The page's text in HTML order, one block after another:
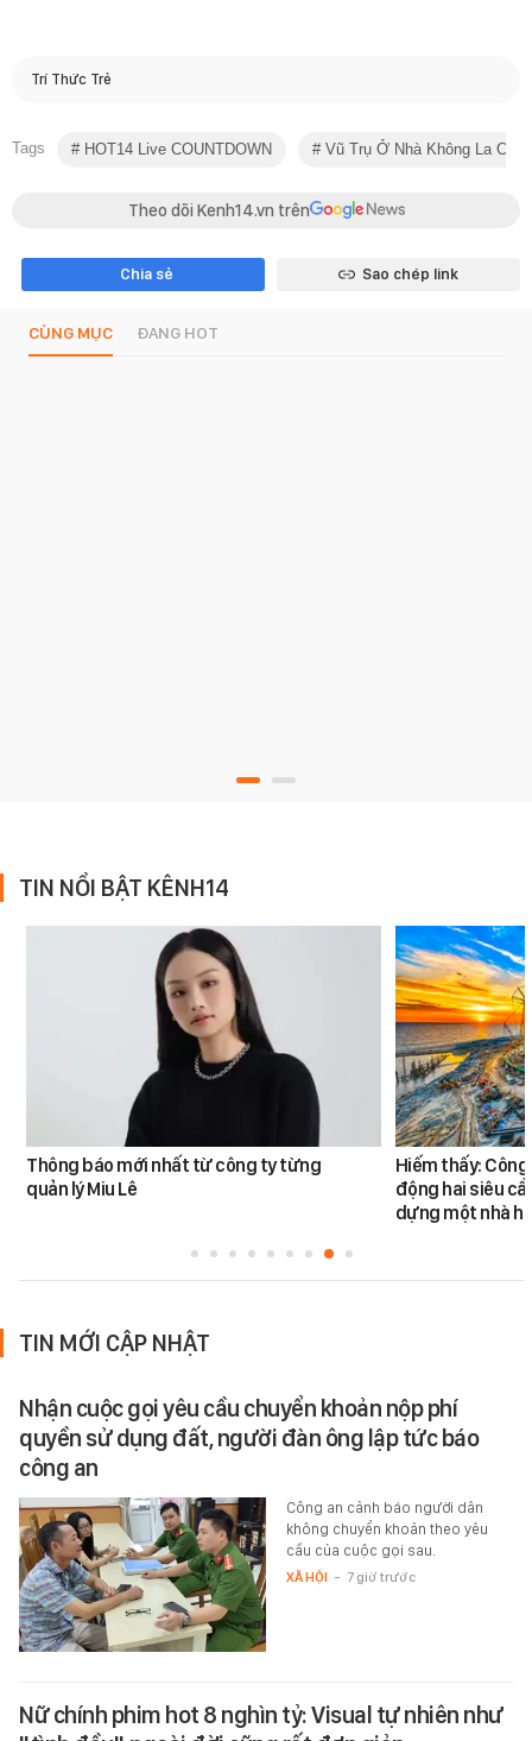
Trí Thức Trẻ
Tags HOT14 Live COUNTDOWN Vũ Trụ Ở Nhà Không La Cà
Theo dõi Kenh14.vn trên
Chia sẻ Sao chép link
CÙNG MỤC ĐANG HOT
TIN NỔI BẬT KÊNH14
Thông báo mới nhất từ công ty từng
quản lý Miu Lê
Hiếm thấy:
động hai siêu
dựng một nhà
TIN MỚI CẬP NHẬT
Nhận cuộc gọi yêu cầu chuyển khoản nộp phí
quyền sử dụng đất, người đàn ông lập tức báo
công an
Công an cảnh báo người dân
không chuyển khoản theo yêu
cầu của cuộc gọi sau.
XÃ HỘI - 7 giờ trước
Nữ chính phim hot 8 nghìn tỷ: Visual tự nhiên như